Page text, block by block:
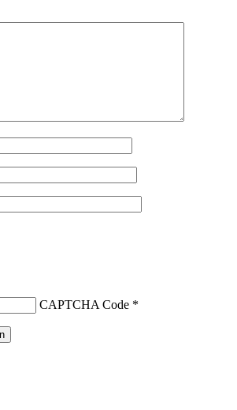
CAPTCHA Code *